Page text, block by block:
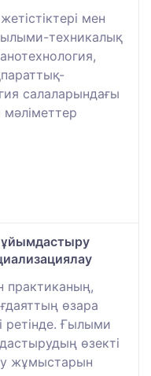
мен
техникалық
салаларындағы
өзара
Ғылыми
өзекті
жұмыстарын